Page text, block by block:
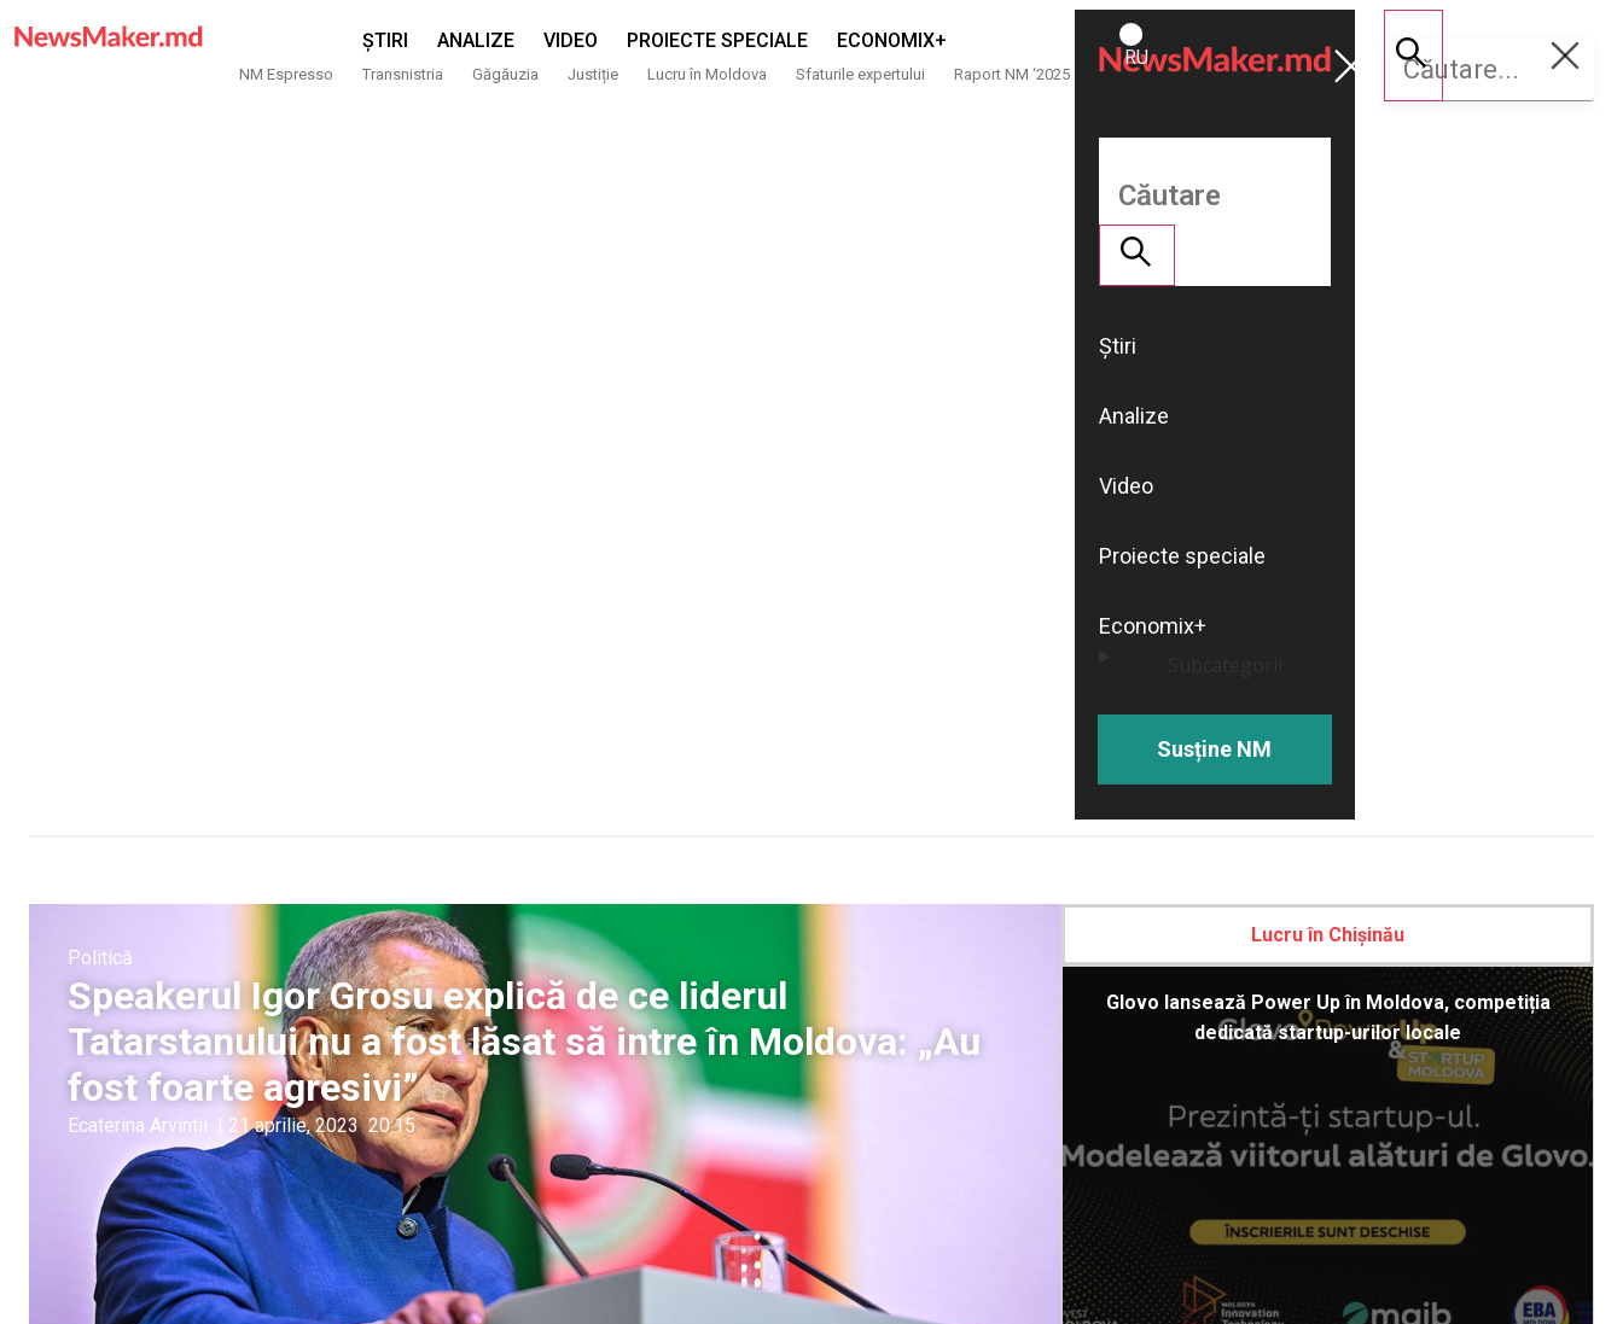
ȘTIRI ANALIZE VIDEO PROIECTE SPECIALE ECONOMIX+
NM Espresso Transnistria Găgăuzia Justiție Lucru în Moldova Sfaturile expertului Raport NM ‘2025
ROMÂNĂ
RU
Susține
NM
Știri
Analize
Video
Proiecte speciale
Economix+
Susține NM
Politică
Speakerul Igor Grosu explică de ce liderul
Tatarstanului nu a fost lăsat să intre în Moldova: „Au
fost foarte agresivi”
Ecaterina Arvintii | 21 aprilie, 2023 20:15
Lucru în Chișinău
Glovo lansează Power Up în Moldova, competiția
dedicată startup-urilor locale